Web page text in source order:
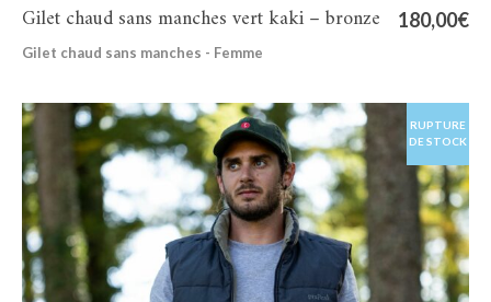
Gilet chaud sans manches vert kaki – bronze 180,00€
Gilet chaud sans manches - Femme
RUPTURE
DE STOCK